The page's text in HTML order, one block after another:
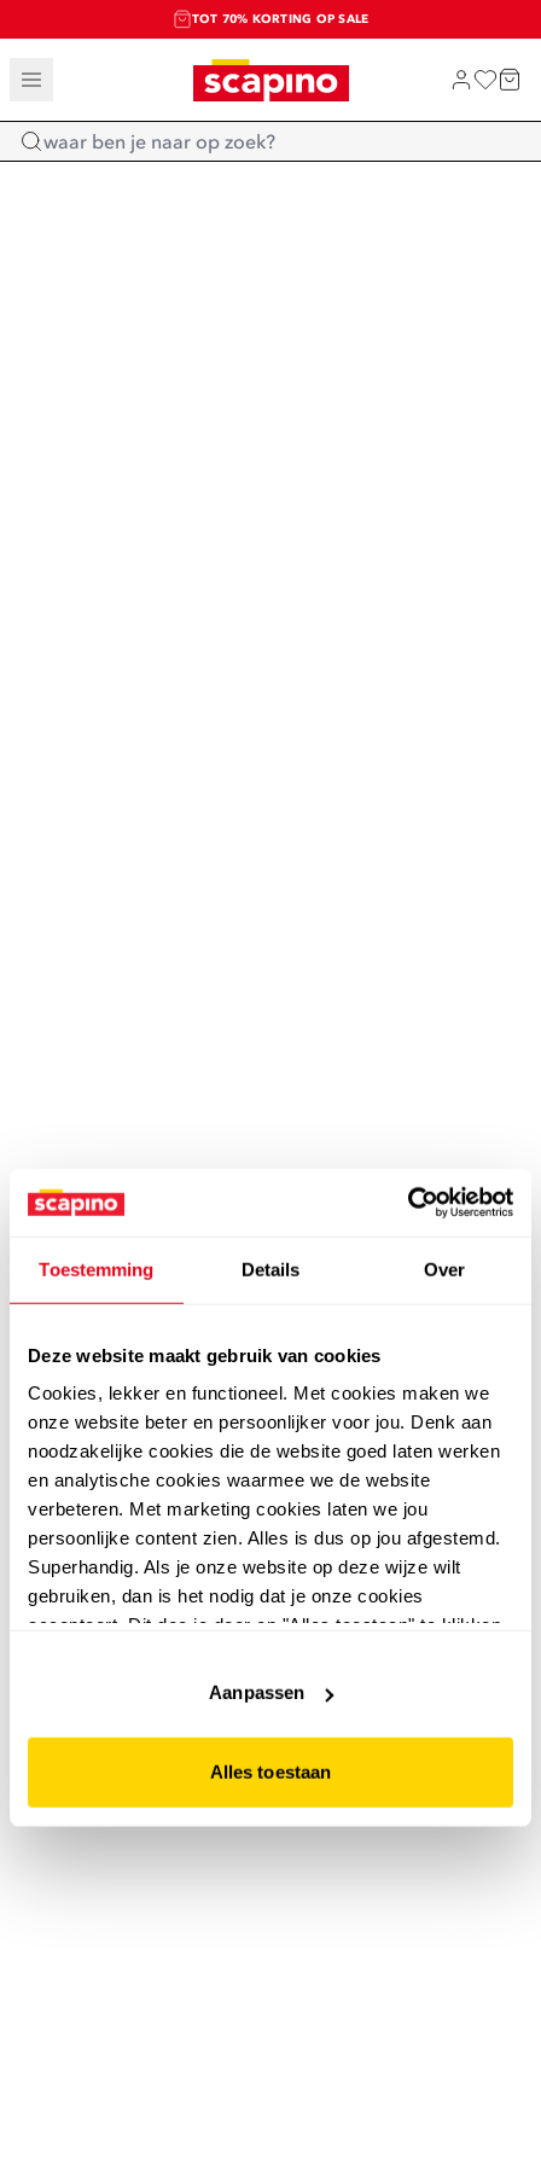
Toestemming Details Over
Deze website maakt gebruik van cookies
Cookies, lekker en functioneel. Met cookies maken we
onze website beter en persoonlijker voor jou. Denk aan
noodzakelijke cookies die de website goed laten werken
en analytische cookies waarmee we de website
verbeteren. Met marketing cookies laten we jou
persoonlijke content zien. Alles is dus op jou afgestemd.
Superhandig. Als je onze website op deze wijze wilt
gebruiken, dan is het nodig dat je onze cookies
accepteert. Dit doe je door op "Alles toestaan" te klikken.
website niet optimaal functioneert.
Aanpassen
Alles toestaan
TOT 70% KORTING OP SALE
SALE: LAATSTE KANS!
SHOP NIEUW
Home